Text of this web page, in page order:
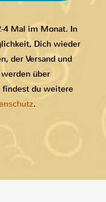
4 Mal im Monat. In
Dich wieder
der Versand und
über
findest du weitere
.